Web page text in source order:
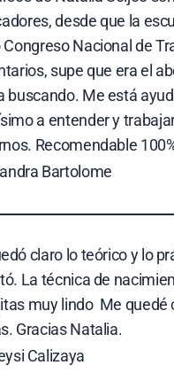
desde que la
Nacional de
supe que era el
buscando. Me está
a entender y
Recomendable
Bartolome
claro lo teórico y lo
La técnica de
muy lindo  Me quedé
Gracias Natalia.
Calizaya